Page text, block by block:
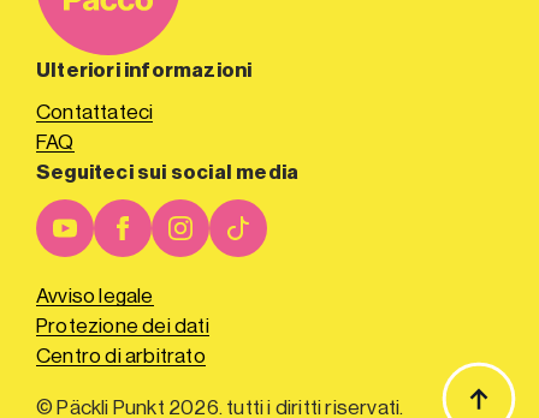
Ulteriori informazioni
Contattateci
FAQ
Seguiteci sui social media
Avviso legale
Protezione dei dati
Centro di arbitrato
© Päckli Punkt 2026. tutti i diritti riservati.